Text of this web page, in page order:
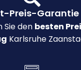
Preis-Garantie
Sie den besten
Karlsruhe